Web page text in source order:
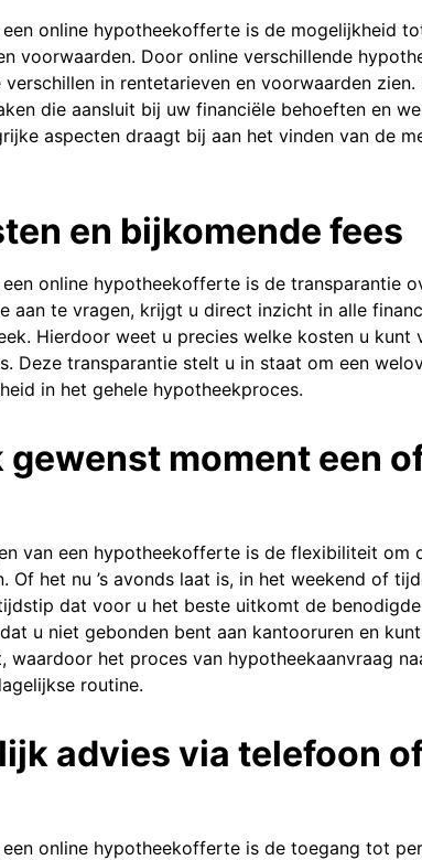
online hypotheekofferte is de mogelijkheid
voorwaarden. Door online verschillende
in rentetarieven en voorwaarden
die aansluit bij uw financiële behoeften en
aspecten draagt bij aan het vinden van de
en bijkomende fees
online hypotheekofferte is de transparantie
aan te vragen, krijgt u direct inzicht in alle
Hierdoor weet u precies welke kosten u kunt
Deze transparantie stelt u in staat om een
in het gehele hypotheekproces.
moment een
van een hypotheekofferte is de flexibiliteit om
het nu ’s avonds laat is, in het weekend of
dat voor u het beste uitkomt de
u niet gebonden bent aan kantooruren en
het proces van hypotheekaanvraag
routine.
advies via telefoon
online hypotheekofferte is de toegang tot